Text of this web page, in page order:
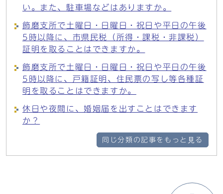
い。また、駐車場などはありますか。
飾磨支所で土曜日・日曜日・祝日や平日の午後
5時以降に、市県民税（所得・課税・非課税）
証明を取ることはできますか。
飾磨支所で土曜日・日曜日・祝日や平日の午後
5時以降に、戸籍証明、住民票の写し等各種証
明を取ることはできますか。
休日や夜間に、婚姻届を出すことはできます
か？
同じ分類の記事をもっと見る